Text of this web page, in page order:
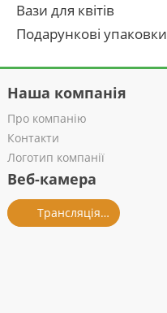
Вази для квітів
Подарункові упаковки
Наша компанія
Про компанію
Контакти
Логотип компанії
Веб-камера
Трансляція із салону